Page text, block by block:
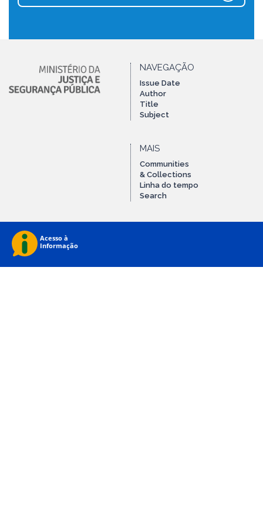
NAVEGAÇÃO
Issue Date
Author
Title
Subject
MAIS
Communities
& Collections
Linha do tempo
Search